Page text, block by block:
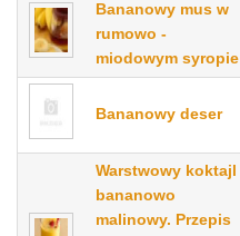
Bananowy mus w
rumowo -
miodowym syropie
Bananowy deser
Warstwowy koktajl
bananowo
malinowy. Przepis